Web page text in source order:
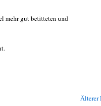
mehr gut betitteten und
Älterer